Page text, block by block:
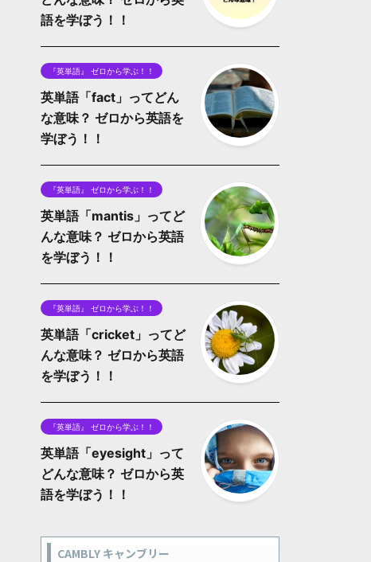
語を学ぼう！！
『英単語』 ゼロから学ぶ！！
英単語「fact」ってどん
な意味？ ゼロから英語を
学ぼう！！
『英単語』 ゼロから学ぶ！！
英単語「mantis」ってど
んな意味？ ゼロから英語
を学ぼう！！
『英単語』 ゼロから学ぶ！！
英単語「cricket」ってど
んな意味？ ゼロから英語
を学ぼう！！
『英単語』 ゼロから学ぶ！！
英単語「eyesight」って
どんな意味？ ゼロから英
語を学ぼう！！
CAMBLY キャンブリー